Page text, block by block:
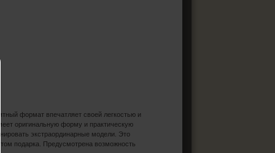
формат впечатляет своей легкостью и
оригинальную форму и практическую
экстраординарные модели. Это
подарка. Предусмотрена возможность